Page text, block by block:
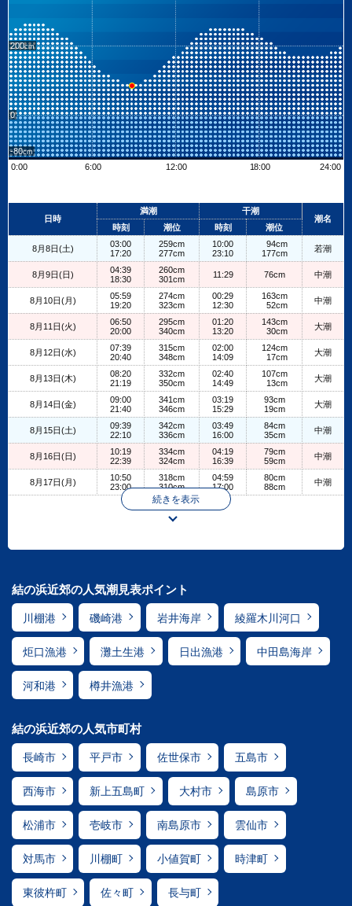
200
0
-80
0:00
6:00 12:00 18:00 24:00
+
日時
満潮
干潮
潮名
時刻
潮位 時刻 潮位
8月8日(土)
03:00
17:20
259cm
277cm
10:00
23:10
94cm
177cm
若潮
8月9日(日)
04:39
18:30
260cm
301cm
11:29 76cm 中潮
8月10日(月)
05:59
19:20
274cm
323cm
00:29
12:30
163cm
52cm
中潮
8月11日(火)
06:50
20:00
295cm
340cm
01:20
13:20
143cm
30cm
大潮
8月12日(水)
07:39
20:40
315cm
348cm
02:00
14:09
124cm
17cm
大潮
8月13日(木)
08:20
21:19
332cm
350cm
02:40
14:49
107cm
13cm
大潮
8月14日(金)
09:00
21:40
341cm
346cm
03:19
15:29
93cm
19cm
大潮
8月15日(土)
09:39
22:10
342cm
336cm
03:49
16:00
84cm
35cm
中潮
8月16日(日)
10:19
22:39
334cm
324cm
04:19
16:39
79cm
59cm
中潮
8月17日(月)
10:50
23:00
318cm
310cm
04:59
17:00
80cm
88cm
中潮
続きを表示
結の浜近郊の人気潮見表ポイント
川棚港 磯崎港 岩井海岸 綾羅木川河口
炬口漁港 灘土生港 日出漁港 中田島海岸
河和港 樽井漁港
結の浜近郊の人気市町村
長崎市 平戸市 佐世保市 五島市
西海市 新上五島町 大村市 島原市
松浦市 壱岐市 南島原市 雲仙市
対馬市 川棚町 小値賀町 時津町
東彼杵町 佐々町 長与町